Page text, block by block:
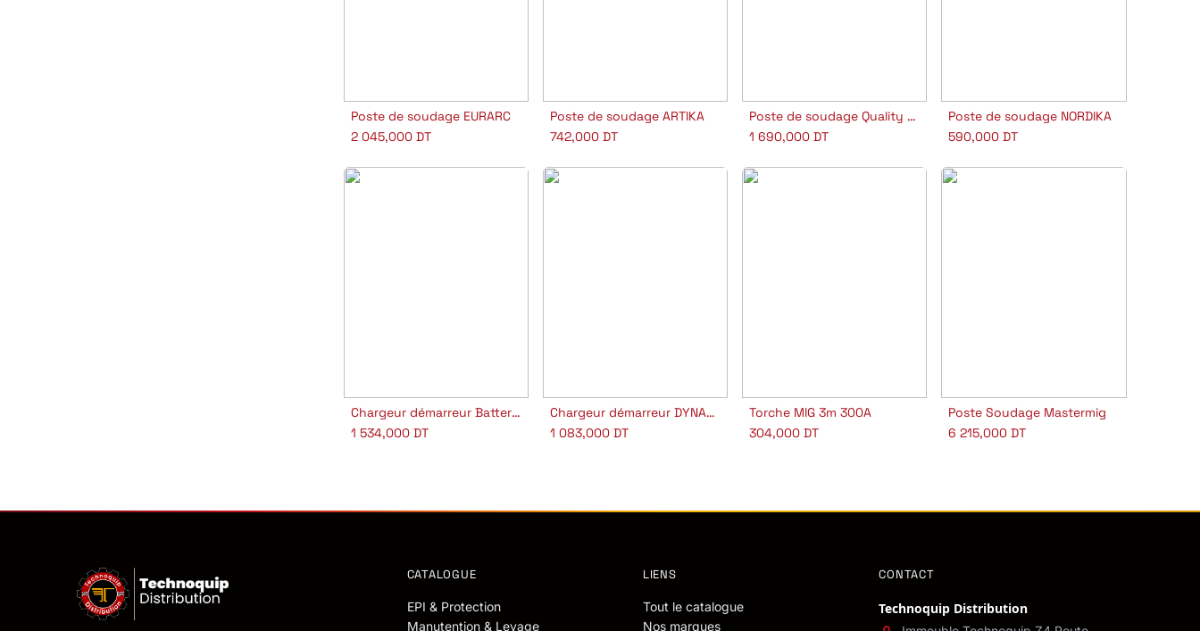
Ajouter au panier
Poste de soudage EURARC
2 045,000DT
Ajouter au panier
Poste de soudage ARTIKA
742,000DT
Ajouter au panier
Poste de soudage Quality 280 AC/DC
1 690,000 DT
Ajouter au panier
Poste de soudage NORDIKA
590,000 DT
Ajouter au panier
Chargeur démarreur Batterie DYNAMIC
1 534,000DT
Ajouter au panier
Chargeur démarreur DYNAMIC
1 083,000DT
Ajouter au panier
Torche MIG 3m 300A
304,000 DT
Ajouter au panier
Poste Soudage Mastermig
6 215,000 DT
CATALOGUE
EPI & Protection
Manutention & Levage
LIENS
Tout le catalogue
Nos marques
CONTACT
Technoquip Distribution